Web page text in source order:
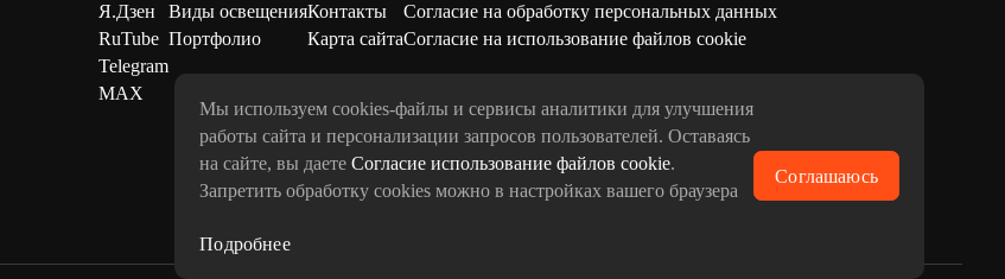
Я.Дзен
RuTube
Telegram
MAX
Виды освещения
Портфолио
Контакты
Карта сайта
Согласие на обработку персональных данных
Согласие на использование файлов cookie
Мы используем cookies-файлы и сервисы аналитики для улучшения
работы сайта и персонализации запросов пользователей. Оставаясь
на сайте, вы даетеСогласие использование файлов cookie.
Запретить обработку cookies можно в настройках вашего браузера
Подробнее
Соглашаюсь